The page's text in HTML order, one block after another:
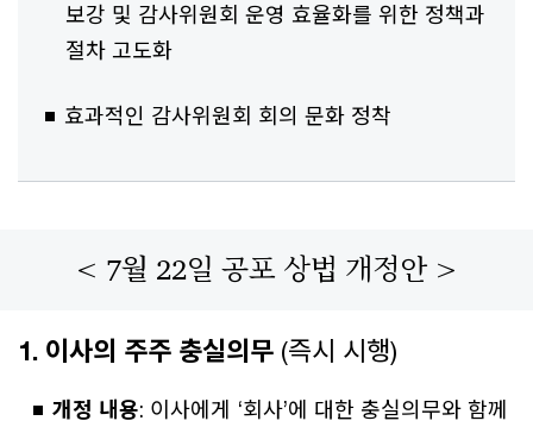
보강 및 감사위원회 운영 효율화를 위한 정책과
절차 고도화
효과적인 감사위원회 회의 문화 정착
< 7월 22일 공포 상법 개정안 >
1. 이사의 주주 충실의무 (즉시 시행)
개정 내용: 이사에게 ‘회사’에 대한 충실의무와 함께